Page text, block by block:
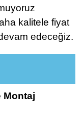
kalitele fiyat
edeceğiz.
Montaj